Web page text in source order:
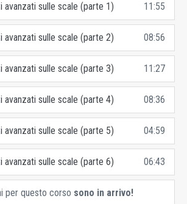
avanzati sulle scale (parte 1) 11:55
avanzati sulle scale (parte 2) 08:56
avanzati sulle scale (parte 3) 11:27
avanzati sulle scale (parte 4) 08:36
avanzati sulle scale (parte 5) 04:59
avanzati sulle scale (parte 6) 06:43
per questo corso sono in arrivo!